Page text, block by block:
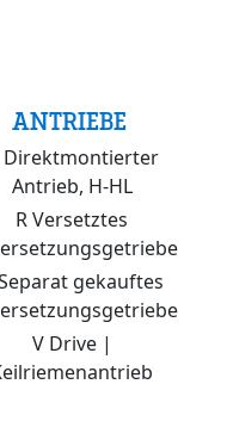
ANTRIEBE
Direktmontierter
Antrieb, H-HL
R Versetztes
gekauftes
V Drive |